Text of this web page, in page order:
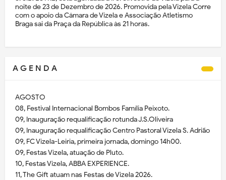
noite de 23 de Dezembro de 2026. Promovida pela Vizela Corre
com o apoio da Câmara de Vizela e Associação Atletismo
Braga sai da Praça da República às 21 horas.
A G E N D A
AGOSTO
08, Festival Internacional Bombos Família Peixoto.
09, Inauguração requalificação rotunda J.S.Oliveira
09, Inauguração requalificação Centro Pastoral Vizela S. Adrião
09, FC Vizela-Leiria, primeira jornada, domingo 14h00.
09, Festas Vizela, atuação de Pluto.
10, Festas Vizela, ABBA EXPERIENCE.
11, The Gift atuam nas Festas de Vizela 2026.